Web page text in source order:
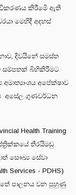
කිරීමෙි ඇති
මෙහිදී අදහස්
දිවයිනේ සමස්ත
සම්පතක් බිහිකිරීමට
අපේක්ෂාව
අසේල ගුණවර්ධන
Health Training
තිරයිමඩු
සෞඛ්‍ය සේවා
Services - PDHS)
පාලනය වන පුහුණු